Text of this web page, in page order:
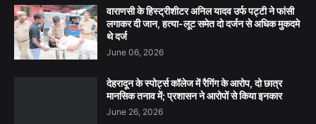
वाराणसी के हिस्ट्रीशीटर अनिल यादव उर्फ पट्टी ने फांसी
लगाकर दी जान, हत्या-लूट समेत दो दर्जन से अधिक मुकदमे
थे दर्ज
June 06, 2026
देहरादून के स्पोर्ट्स कॉलेज में रैगिंग के आरोप, दो छात्र
मानसिक तनाव में; प्रशासन ने आरोपों से किया इनकार
June 26, 2026